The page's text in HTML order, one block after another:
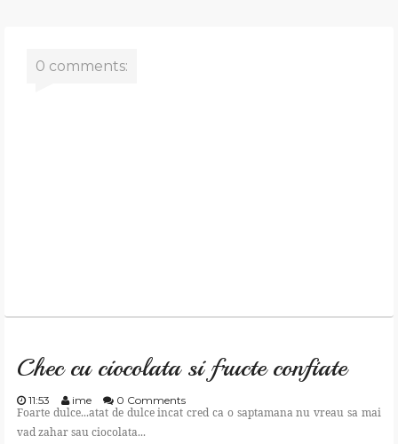
0 comments:
Chec cu ciocolata si fructe confiate
11:53 ime 0 Comments
Foarte dulce...atat de dulce incat cred ca o saptamana nu vreau sa mai
vad zahar sau ciocolata...